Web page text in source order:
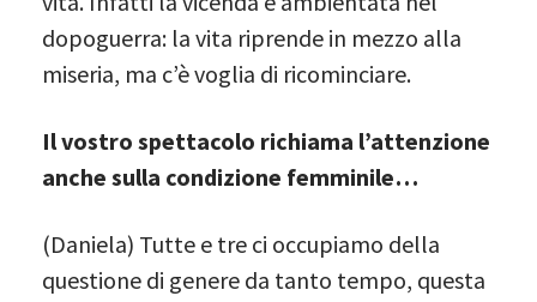
dopoguerra: la vita riprende in mezzo alla
miseria, ma c’è voglia di ricominciare.
Il vostro spettacolo richiama l’attenzione
anche sulla condizione femminile…
(Daniela) Tutte e tre ci occupiamo della
questione di genere da tanto tempo, questa